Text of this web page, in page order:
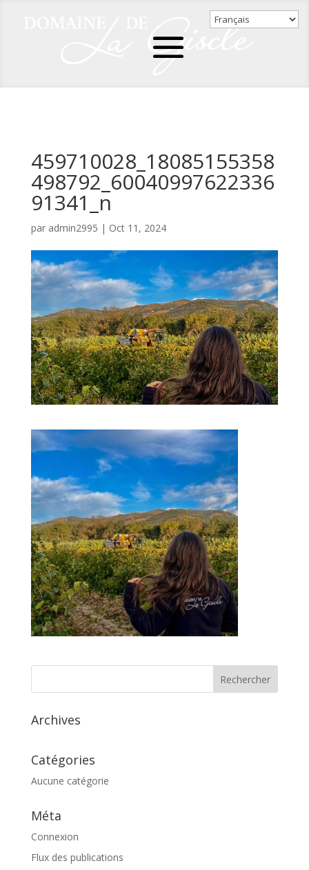
459710028_18085155358
498792_60040997622336
91341_n
par admin2995 | Oct 11, 2024
Archives
Catégories
Aucune catégorie
Méta
Connexion
Flux des publications